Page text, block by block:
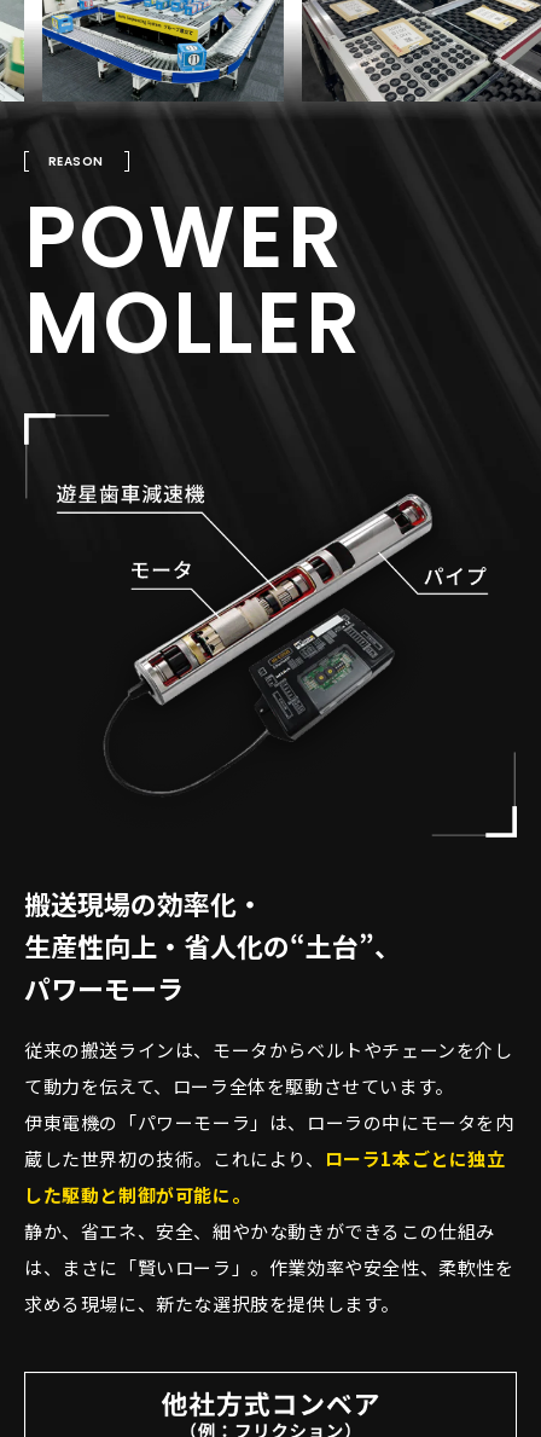
REASON
POWER
MOLLER
搬送現場の効率化・
生産性向上・省人化の“土台”、
パワーモーラ
従来の搬送ラインは、モータからベルトやチェーンを介し
て動力を伝えて、ローラ全体を駆動させています。
伊東電機の「パワーモーラ」は、ローラの中にモータを内
蔵した世界初の技術。これにより、
ローラ1本ごとに独立
した駆動と制御が可能に。
静か、省エネ、安全、細やかな動きができるこの仕組み
は、まさに「賢いローラ」。作業効率や安全性、柔軟性を
求める現場に、新たな選択肢を提供します。